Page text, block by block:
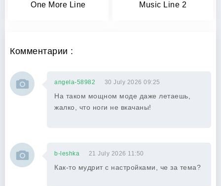
One More Line Music Line 2
Комментарии :
angela-58982 30 July 2026 09:25
На таком мощном моде даже летаешь,
жалко, что ноги не вкачаны!
b-leshka 21 July 2026 11:50
Как-то мудрит с настройками, че за тема?